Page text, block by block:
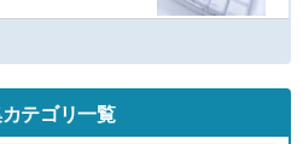
テゴリ一覧